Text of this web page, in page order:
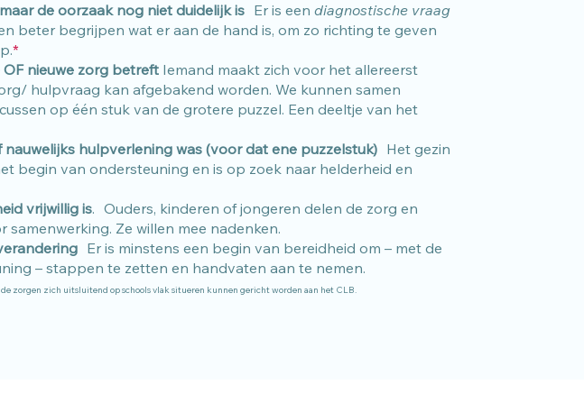
de oorzaak nog niet duidelijk isEr is een diagnostische vraag
beter begrijpen wat er aan de hand is, om zo richting te geven
*
OF nieuwe zorg betreft Iemand maakt zich voor het allereerst
hulpvraag kan afgebakend worden. We kunnen samen
op één stuk van de grotere puzzel. Een deeltje van het
nauwelijks hulpverlening was (voor dat ene puzzelstuk)Het gezin
begin van ondersteuning en is op zoek naar helderheid en
vrijwillig is. Ouders, kinderen of jongeren delen de zorg en
samenwerking. Ze willen mee nadenken.
Er is minstens een begin van bereidheid om – met de
– stappen te zetten en handvaten aan te nemen.
de zorgen zich uitsluitend op schools vlak situeren kunnen gericht worden aan het CLB.